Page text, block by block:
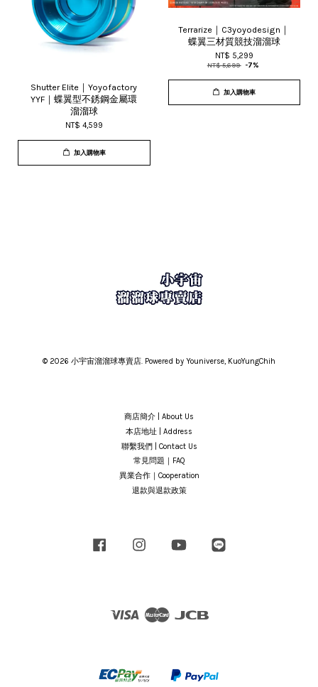
Shutter Elite｜Yoyofactory
YYF｜蝶翼型不銹鋼金屬環
溜溜球
NT$ 4,599
加入購物車
Terrarize｜C3yoyodesign｜
蝶翼三材質競技溜溜球
NT$ 5,299
NT$ 5,699 -7%
加入購物車
© 2026 小宇宙溜溜球專賣店. Powered by Youniverse, KuoYungChih
商店簡介 | About Us
本店地址 | Address
聯繫我們 | Contact Us
常見問題｜FAQ
異業合作｜Cooperation
退款與退款政策
Facebook Instagram YouTube
Visa Master